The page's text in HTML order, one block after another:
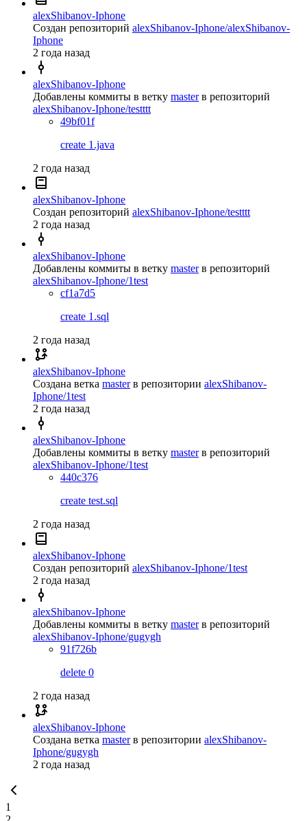
alexShibanov-Iphone
Создан репозиторий alexShibanov-Iphone/alexShibanov-
Iphone
2 года назад
alexShibanov-Iphone
Добавлены коммиты в ветку master в репозиторий
alexShibanov-Iphone/testttt
49bf01f
create 1.java
2 года назад
alexShibanov-Iphone
Создан репозиторий alexShibanov-Iphone/testttt
2 года назад
alexShibanov-Iphone
Добавлены коммиты в ветку master в репозиторий
alexShibanov-Iphone/1test
cf1a7d5
create 1.sql
2 года назад
alexShibanov-Iphone
Создана ветка master в репозитории alexShibanov-
Iphone/1test
2 года назад
alexShibanov-Iphone
Добавлены коммиты в ветку master в репозиторий
alexShibanov-Iphone/1test
440c376
create test.sql
2 года назад
alexShibanov-Iphone
Создан репозиторий alexShibanov-Iphone/1test
2 года назад
alexShibanov-Iphone
Добавлены коммиты в ветку master в репозиторий
alexShibanov-Iphone/gugygh
91f726b
delete 0
2 года назад
alexShibanov-Iphone
Создана ветка master в репозитории alexShibanov-
Iphone/gugygh
2 года назад
1